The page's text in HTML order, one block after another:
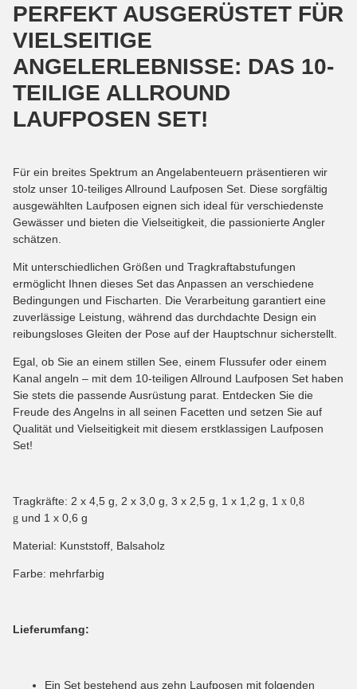
PERFEKT AUSGERÜSTET FÜR
VIELSEITIGE
ANGELERLEBNISSE: DAS 10-
TEILIGE ALLROUND
LAUFPOSEN SET!
Für ein breites Spektrum an Angelabenteuern präsentieren wir
stolz unser 10-teiliges Allround Laufposen Set. Diese sorgfältig
ausgewählten Laufposen eignen sich ideal für verschiedenste
Gewässer und bieten die Vielseitigkeit, die passionierte Angler
schätzen.
Mit unterschiedlichen Größen und Tragkraftabstufungen
ermöglicht Ihnen dieses Set das Anpassen an verschiedene
Bedingungen und Fischarten. Die Verarbeitung garantiert eine
zuverlässige Leistung, während das durchdachte Design ein
reibungsloses Gleiten der Pose auf der Hauptschnur sicherstellt.
Egal, ob Sie an einem stillen See, einem Flussufer oder einem
Kanal angeln – mit dem 10-teiligen Allround Laufposen Set haben
Sie stets die passende Ausrüstung parat. Entdecken Sie die
Freude des Angelns in all seinen Facetten und setzen Sie auf
Qualität und Vielseitigkeit mit diesem erstklassigen Laufposen
Set!
Tragkräfte: 2 x 4,5 g, 2 x 3,0 g, 3 x 2,5 g, 1 x 1,2 g, 1 x 0,8
g und 1 x 0,6 g
Material: Kunststoff, Balsaholz
Farbe: mehrfarbig
Lieferumfang:
Ein Set bestehend aus zehn Laufposen mit folgenden